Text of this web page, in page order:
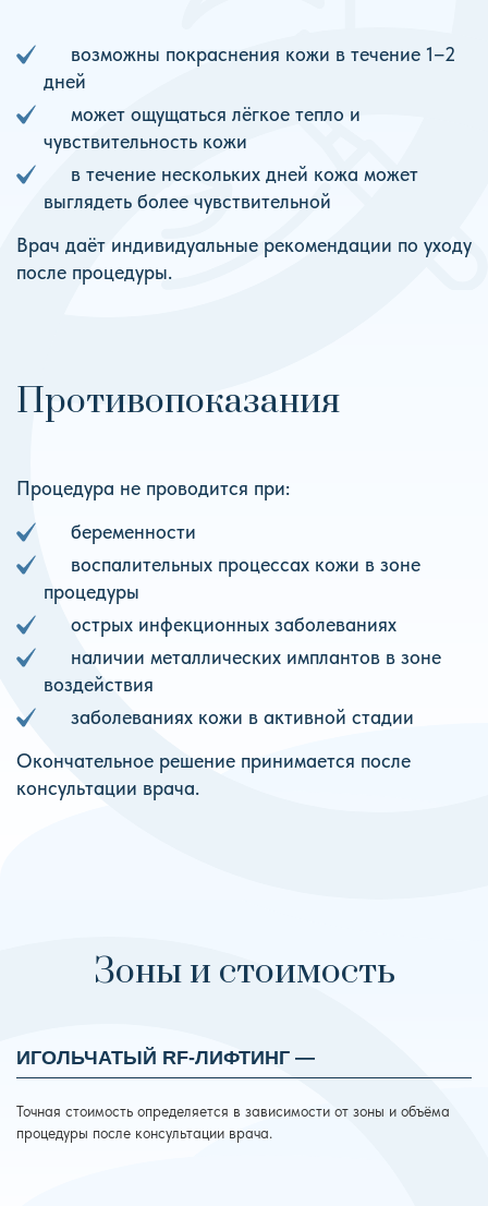
возможны покраснения кожи в течение 1–2
дней
может ощущаться лёгкое тепло и
чувствительность кожи
в течение нескольких дней кожа может
выглядеть более чувствительной
Врач даёт индивидуальные рекомендации по уходу
после процедуры.
Противопоказания
Процедура не проводится при:
беременности
воспалительных процессах кожи в зоне
процедуры
острых инфекционных заболеваниях
наличии металлических имплантов в зоне
воздействия
заболеваниях кожи в активной стадии
Окончательное решение принимается после
консультации врача.
Зоны и стоимость
ИГОЛЬЧАТЫЙ RF-ЛИФТИНГ —
Точная стоимость определяется в зависимости от зоны и объёма
процедуры после консультации врача.